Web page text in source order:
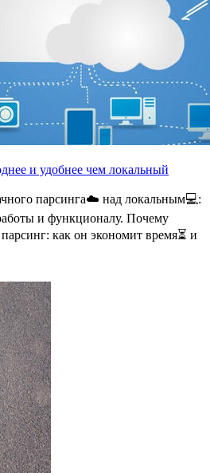
и удобнее чем локальный
парсинга☁️ над локальным💻:
и функционалу. Почему
как он экономит время⏳ и